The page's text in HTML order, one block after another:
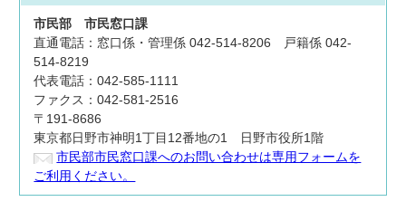
市民部市民窓口課
直通電話：窓口係・管理係 042-514-8206 戸籍係 042-
514-8219
代表電話：042-585-1111
ファクス：042-581-2516
〒191-8686
東京都日野市神明1丁目12番地の1 日野市役所1階
市民部市民窓口課へのお問い合わせは専用フォームを
ご利用ください。